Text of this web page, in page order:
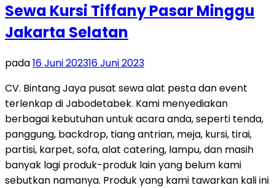
Sewa Kursi Tiffany Pasar Minggu
Jakarta Selatan
pada16 Juni 202316 Juni 2023
CV. Bintang Jaya pusat sewa alat pesta dan event
terlenkap di Jabodetabek. Kami menyediakan
berbagai kebutuhan untuk acara anda, seperti tenda,
panggung, backdrop, tiang antrian, meja, kursi, tirai,
partisi, karpet, sofa, alat catering, lampu, dan masih
banyak lagi produk-produk lain yang belum kami
sebutkan namanya. Produk yang kami tawarkan kali ini